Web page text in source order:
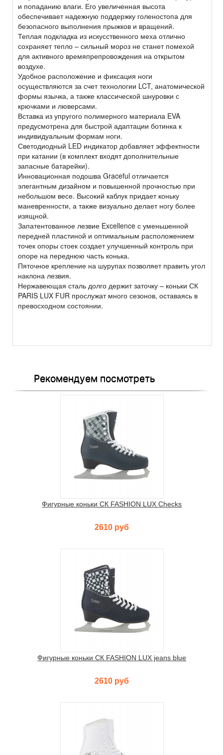
и попаданию влаги. Его увеличенная высота
обеспечивает надежную поддержку голеностопа для
безопасного выполнения прыжков и вращений.
Теплая подкладка из искусственного меха отлично
сохраняет тепло – сильный мороз не станет помехой
для активного времяпрепровождения на открытом
воздухе.
Удобное расположение и фиксация ноги
осуществляются за счет технологии LCT, анатомической
формы язычка, а также классической шнуровки с
крючками и люверсами.
Вставка из упругого полимерного материала EVA
предусмотрена для быстрой адаптации ботинка к
индивидуальным формам ноги.
Светодиодный LED индикатор добавляет эффектности
при катании (в комплект входят дополнительные
запасные батарейки).
Инновационная подошва Graceful отличается
элегантным дизайном и повышенной прочностью при
небольшом весе. Высокий каблук придает коньку
маневренности, а также визуально делает ногу более
изящной.
Запатентованное лезвие Excellence с уменьшенной
передней пластиной и оптимальным расположением
точек опоры стоек создает улучшенный контроль при
опоре на переднюю часть конька.
Пяточное крепление на шурупах позволяет править угол
наклона лезвия.
Нержавеющая сталь долго держит заточку – коньки СК
PARIS LUX FUR прослужат много сезонов, оставаясь в
превосходном состоянии.
Рекомендуем посмотреть
Фигурные коньки СК FASHION LUX Checks
2610 руб
Фигурные коньки СК FASHION LUX jeans blue
2610 руб